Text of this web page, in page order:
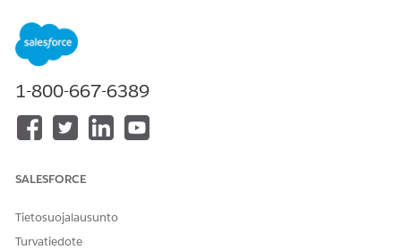
VAADITUT VERSIOT
Käytettävissä: Lightning Experiencessa
Käytettävissä:Revenue Management
Unlimited
- jaDeveloper
Revenue Cloudilta), joissa on käytössä Transaktion hallinta
määrittäminen ja
käyttäminen:
1-800-667-6389
SALESFORCE
Tietosuojalausunto
Turvatiedote